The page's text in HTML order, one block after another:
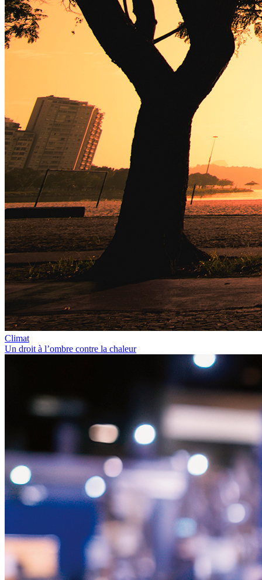
Climat
Un droit à l’ombre contre la chaleur